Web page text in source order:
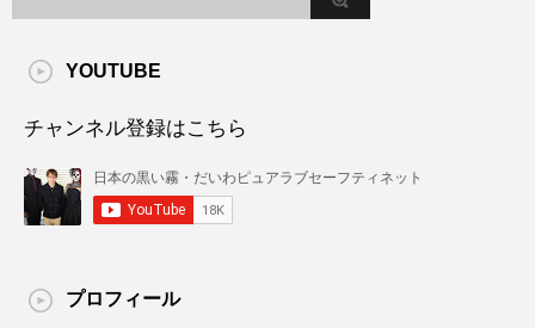
YOUTUBE
チャンネル登録はこちら
プロフィール